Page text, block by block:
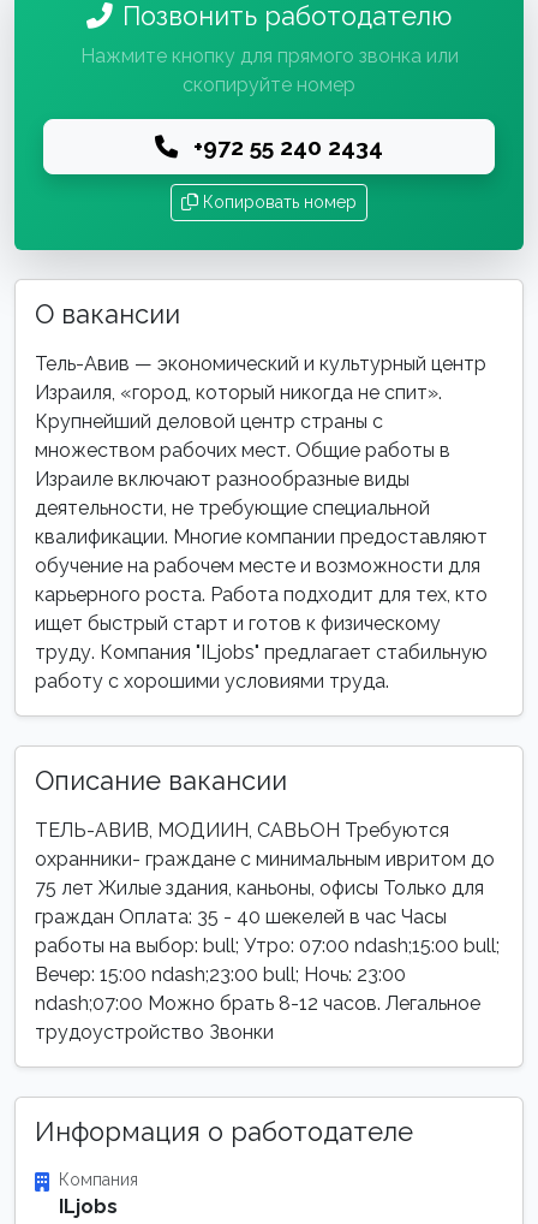
Позвонить работодателю
Нажмите кнопку для прямого звонка или
скопируйте номер
+972 55 240 2434
Копировать номер
О вакансии
Тель-Авив — экономический и культурный центр
Израиля, «город, который никогда не спит».
Крупнейший деловой центр страны с
множеством рабочих мест. Общие работы в
Израиле включают разнообразные виды
деятельности, не требующие специальной
квалификации. Многие компании предоставляют
обучение на рабочем месте и возможности для
карьерного роста. Работа подходит для тех, кто
ищет быстрый старт и готов к физическому
труду. Компания "ILjobs" предлагает стабильную
работу с хорошими условиями труда.
Описание вакансии
ТЕЛЬ-АВИВ, МОДИИН, САВЬОН Требуются
охранники- граждане с минимальным ивритом до
75 лет Жилые здания, каньоны, офисы Только для
граждан Оплата: 35 - 40 шекелей в час Часы
работы на выбор: bull; Утро: 07:00 ndash;15:00 bull;
Вечер: 15:00 ndash;23:00 bull; Ночь: 23:00
ndash;07:00 Можно брать 8-12 часов. Легальное
трудоустройство Звонки
Информация о работодателе
Компания
ILjobs